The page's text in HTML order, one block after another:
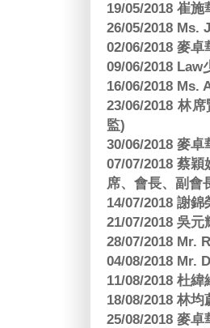
19/05/2018 崔
26/05/2018 Ms.
02/06/2018 麥
09/06/2018 Law
16/06/2018 Ms.
23/06/2018 林
監)
30/06/2018 麥
07/07/2018 蔡
席、會長、副會
14/07/2018 謝
21/07/2018 吳元
28/07/2018 Mr.
04/08/2018 Mr.
11/08/2018 杜
18/08/2018 林
25/08/2018 麥